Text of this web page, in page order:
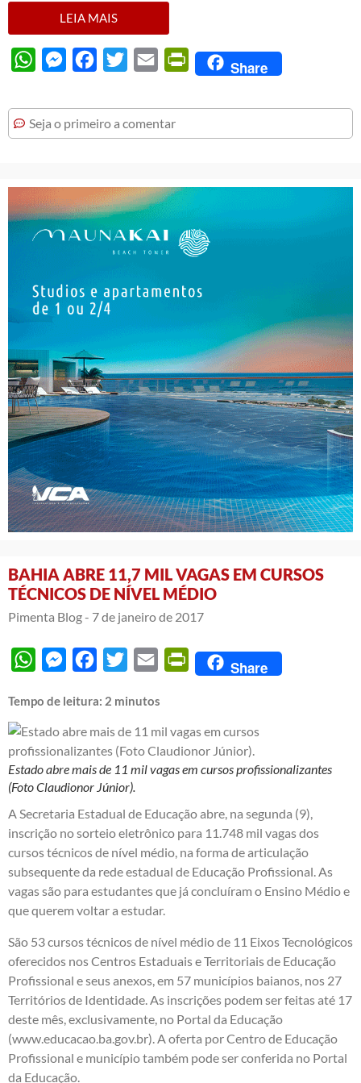
LEIA MAIS
WhatsAppMessengerFacebook
Twitter Email PrintFriendly
Share
Seja o primeiro a comentar
BAHIA ABRE 11,7 MIL VAGAS EM CURSOS
TÉCNICOS DE NÍVEL MÉDIO
Pimenta Blog - 7 de janeiro de 2017
WhatsAppMessengerFacebook
Twitter Email PrintFriendly
Share
Tempo de leitura: 2 minutos
Estado abre mais de 11 mil vagas em cursos profissionalizantes
(Foto Claudionor Júnior).
A Secretaria Estadual de Educação abre, na segunda (9),
inscrição no sorteio eletrônico para 11.748 mil vagas dos
cursos técnicos de nível médio, na forma de articulação
subsequente da rede estadual de Educação Profissional. As
vagas são para estudantes que já concluíram o Ensino Médio e
que querem voltar a estudar.
São 53 cursos técnicos de nível médio de 11 Eixos Tecnológicos
oferecidos nos Centros Estaduais e Territoriais de Educação
Profissional e seus anexos, em 57 municípios baianos, nos 27
Territórios de Identidade. As inscrições podem ser feitas até 17
deste mês, exclusivamente, no Portal da Educação
(www.educacao.ba.gov.br). A oferta por Centro de Educação
Profissional e município também pode ser conferida no Portal
da Educação.